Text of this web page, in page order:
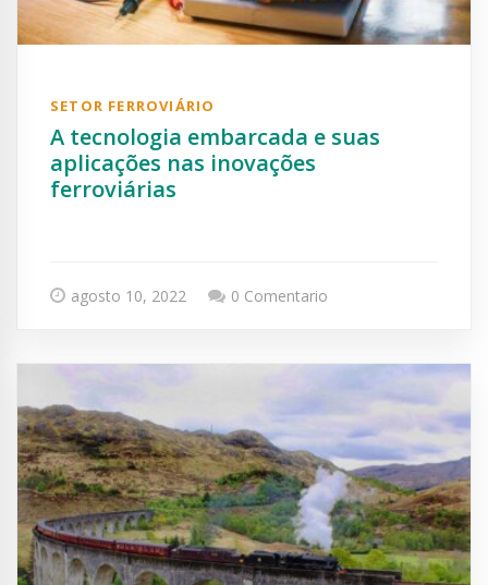
SETOR FERROVIÁRIO
A tecnologia embarcada e suas
aplicações nas inovações
ferroviárias
agosto 10, 2022 0 Comentario